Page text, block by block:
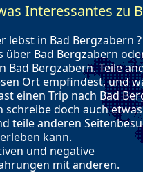
Interessantes zu
lebst in Bad Bergzabern
über Bad Bergzabern
Bad Bergzabern. Teile
Ort empfindest, und
einen Trip nach Bad
schreibe doch auch
teile anderen
kann.
und negative
mit anderen.